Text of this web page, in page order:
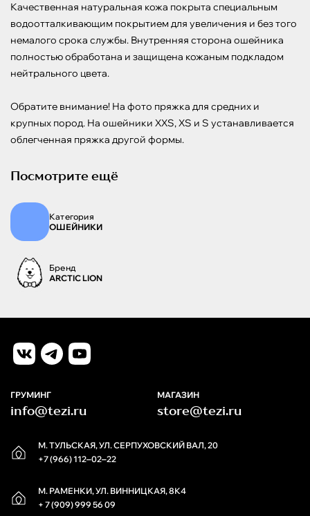
Качественная натуральная кожа покрыта специальным
водоотталкивающим покрытием для увеличения и без того
немалого срока службы. Внутренняя сторона ошейника
полностью обработана и защищена кожаным подкладом
нейтрального цвета.
Обратите внимание! На фото пряжка для средних и
крупных пород. На ошейники XXS, XS и S устанавливается
облегченная пряжка другой формы.
Посмотрите ещё
Категория
ОШЕЙНИКИ
Бренд
ARCTIC LION
М. ТУЛЬСКАЯ, УЛ. СЕРПУХОВСКИЙ ВАЛ, 20
+7 (966) 112‒02‒22
М. РАМЕНКИ, УЛ. ВИННИЦКАЯ, 8К4
+ 7 (909) 999 56 09
ГРУМИНГ
info@tezi.ru
МАГАЗИН
store@tezi.ru